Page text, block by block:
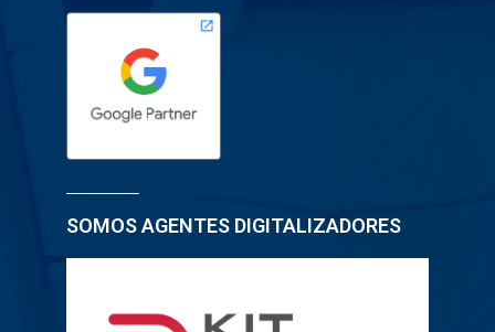
SOMOS AGENTES DIGITALIZADORES